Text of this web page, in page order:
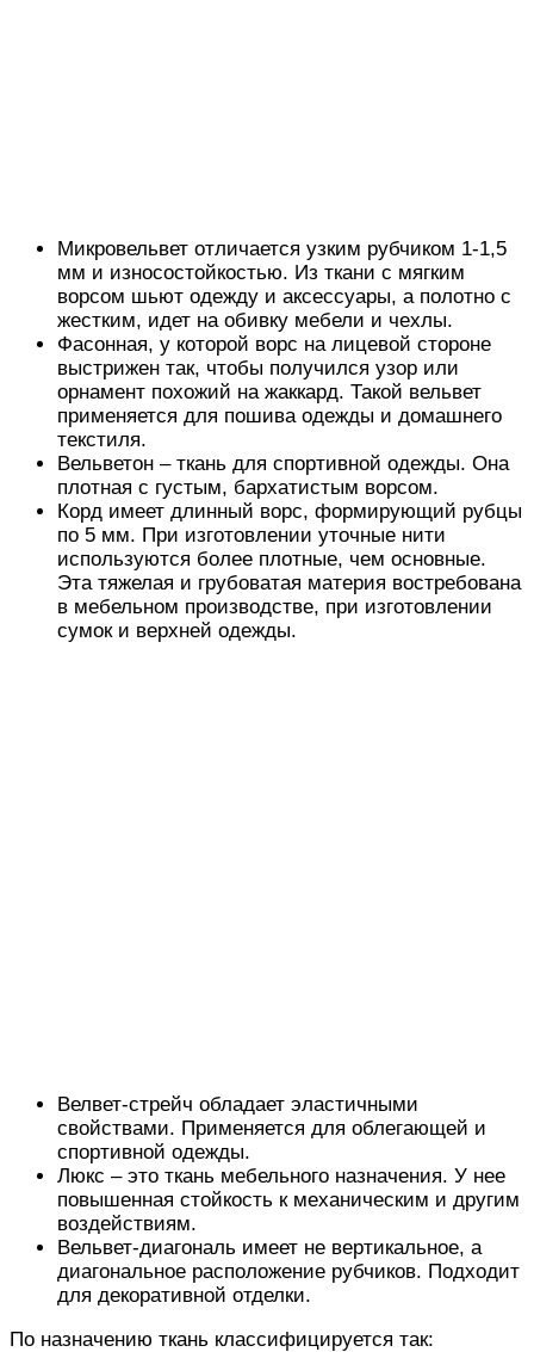
Микровельвет отличается узким рубчиком 1-1,5
мм и износостойкостью. Из ткани с мягким
ворсом шьют одежду и аксессуары, а полотно с
жестким, идет на обивку мебели и чехлы.
Фасонная, у которой ворс на лицевой стороне
выстрижен так, чтобы получился узор или
орнамент похожий на жаккард. Такой вельвет
применяется для пошива одежды и домашнего
текстиля.
Вельветон – ткань для спортивной одежды. Она
плотная с густым, бархатистым ворсом.
Корд имеет длинный ворс, формирующий рубцы
по 5 мм. При изготовлении уточные нити
используются более плотные, чем основные.
Эта тяжелая и грубоватая материя востребована
в мебельном производстве, при изготовлении
сумок и верхней одежды.
Велвет-стрейч обладает эластичными
свойствами. Применяется для облегающей и
спортивной одежды.
Люкс – это ткань мебельного назначения. У нее
повышенная стойкость к механическим и другим
воздействиям.
Вельвет-диагональ имеет не вертикальное, а
диагональное расположение рубчиков. Подходит
для декоративной отделки.
По назначению ткань классифицируется так: